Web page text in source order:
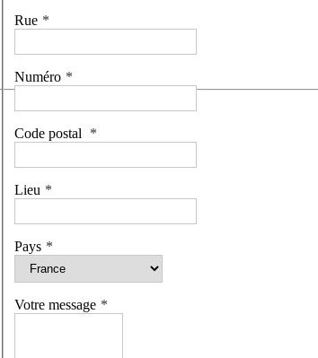
Rue
Numéro
Code postal
Lieu
Pays
Votre message